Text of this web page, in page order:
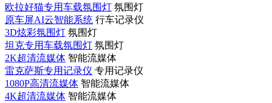
欧拉好猫专用车载氛围灯 氛围灯
原车屏AI云智能系统 行车记录仪
3D炫彩氛围灯 氛围灯
坦克专用车载氛围灯 氛围灯
2K超清流媒体 智能流媒体
雷克萨斯专用记录仪 专用记录仪
1080P高清流媒体 智能流媒体
4K超清流媒体 智能流媒体